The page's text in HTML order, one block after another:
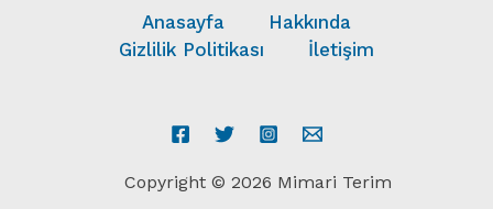
Anasayfa
Hakkında
Gizlilik Politikası
İletişim
Copyright © 2026 Mimari Terim